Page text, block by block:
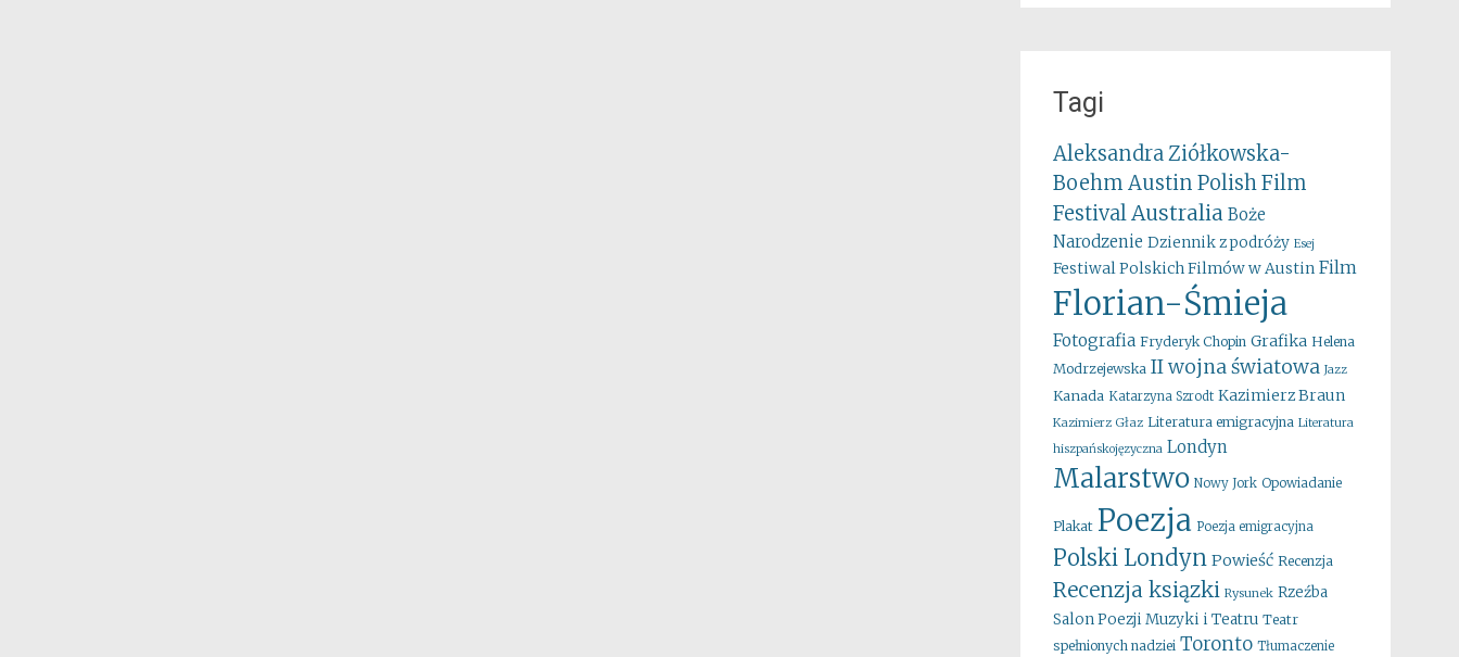
Tagi
Aleksandra Ziółkowska-
Boehm Austin Polish Film
FestivalAustralia Boże
Narodzenie Dziennik z podróży Esej
Festiwal Polskich Filmów w Austin Film
Florian-Śmieja
Fotografia Fryderyk Chopin Grafika Helena
Modrzejewska II wojna światowa Jazz
Kanada Katarzyna Szrodt Kazimierz Braun
Kazimierz Głaz Literatura emigracyjna Literatura
hiszpańskojęzyczna Londyn
Malarstwo Nowy Jork Opowiadanie
Plakat Poezja Poezja emigracyjna
Polski Londyn Powieść Recenzja
Recenzja ksiązki Rysunek Rzeźba
Salon Poezji Muzyki i Teatru Teatr
spełnionych nadziei Toronto Tłumaczenie